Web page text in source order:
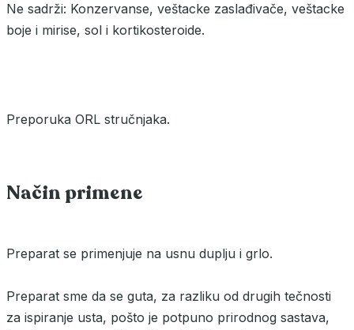
Ne sadrži: Konzervanse, veštacke zaslađivače, veštacke
boje i mirise, sol i kortikosteroide.
Preporuka ORL stručnjaka.
Način primene
Preparat se primenjuje na usnu duplju i grlo.
Preparat sme da se guta, za razliku od drugih tečnosti
za ispiranje usta, pošto je potpuno prirodnog sastava,